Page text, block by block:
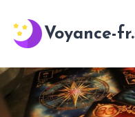
contenu
Voyance-